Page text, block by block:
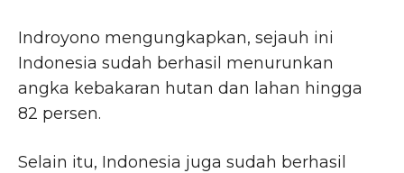
Indroyono mengungkapkan, sejauh ini
Indonesia sudah berhasil menurunkan
angka kebakaran hutan dan lahan hingga
82 persen.
Selain itu, Indonesia juga sudah berhasil